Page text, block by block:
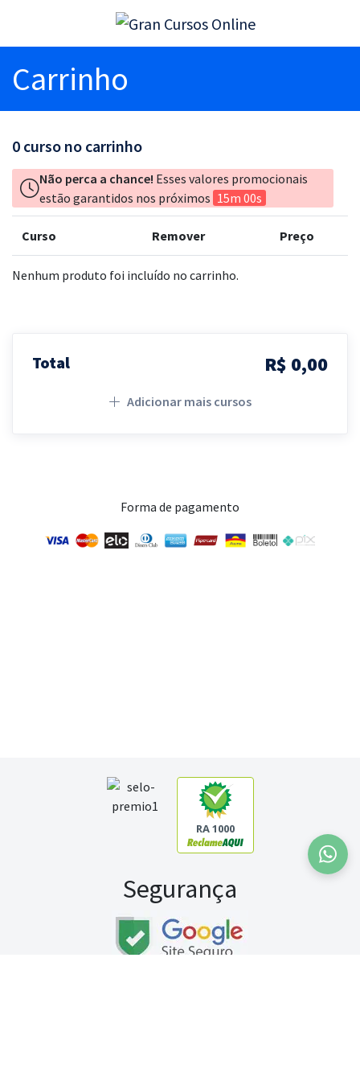
Carrinho
0 curso no carrinho
Não perca a chance! Esses valores promocionais
estão garantidos nos próximos 15m 00s
Curso Remover Preço
Nenhum produto foi incluído no carrinho.
Total R$ 0,00
Adicionar mais cursos
Forma de pagamento
RA 1000
Segurança